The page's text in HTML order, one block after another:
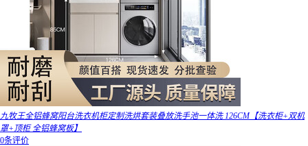
九牧王全铝蜂窝阳台洗衣机柜定制洗烘套装叠放洗手池一体洗 126CM【洗衣柜+双机
罩+顶柜 全铝蜂窝板】
0条评价